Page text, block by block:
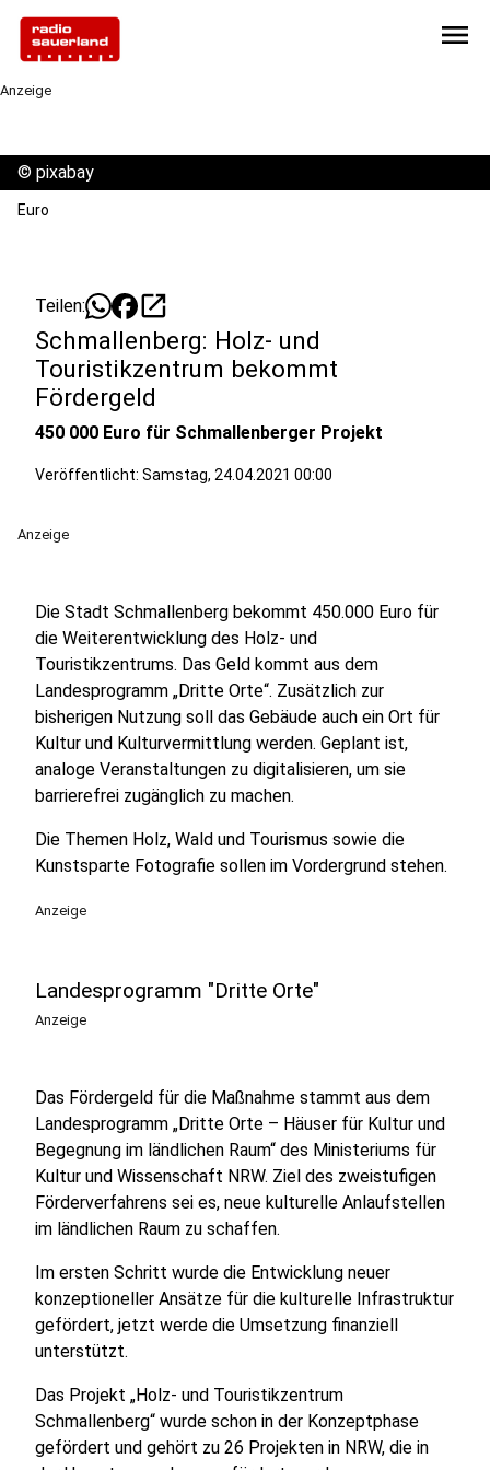
menu
Anzeige
© pixabay
Euro
Teilen: open_in_new
Schmallenberg: Holz- und
Touristikzentrum bekommt
Fördergeld
450 000 Euro für Schmallenberger Projekt
Veröffentlicht: Samstag, 24.04.2021 00:00
Anzeige
Die Stadt Schmallenberg bekommt 450.000 Euro für
die Weiterentwicklung des Holz- und
Touristikzentrums. Das Geld kommt aus dem
Landesprogramm „Dritte Orte“. Zusätzlich zur
bisherigen Nutzung soll das Gebäude auch ein Ort für
Kultur und Kulturvermittlung werden. Geplant ist,
analoge Veranstaltungen zu digitalisieren, um sie
barrierefrei zugänglich zu machen.
Die Themen Holz, Wald und Tourismus sowie die
Kunstsparte Fotografie sollen im Vordergrund stehen.
Anzeige
Landesprogramm "Dritte Orte"
Anzeige
Das Fördergeld für die Maßnahme stammt aus dem
Landesprogramm „Dritte Orte – Häuser für Kultur und
Begegnung im ländlichen Raum“ des Ministeriums für
Kultur und Wissenschaft NRW. Ziel des zweistufigen
Förderverfahrens sei es, neue kulturelle Anlaufstellen
im ländlichen Raum zu schaffen.
Im ersten Schritt wurde die Entwicklung neuer
konzeptioneller Ansätze für die kulturelle Infrastruktur
gefördert, jetzt werde die Umsetzung finanziell
unterstützt.
Das Projekt „Holz- und Touristikzentrum
Schmallenberg“ wurde schon in der Konzeptphase
gefördert und gehört zu 26 Projekten in NRW, die in